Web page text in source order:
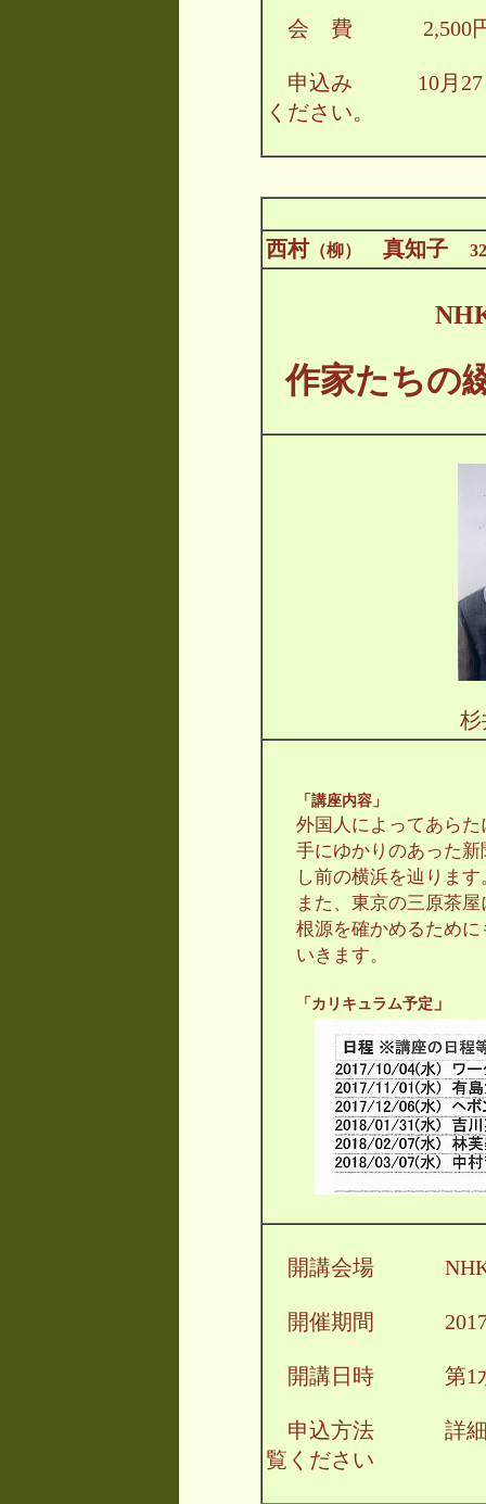
会 費 2,500円
申込み 10月27日
ください。
西村（柳） 真知子
作家たちの
「講座内容」
外国人によってあら
手にゆかりのあった
し前の横浜を辿ります
また、東京の三原茶
根源を確かめるため
いきます。
「カリキュラム予定 」
開講会場 NHK
開催期間 2017/
開講日時 第1
申込方法 詳細
覧ください